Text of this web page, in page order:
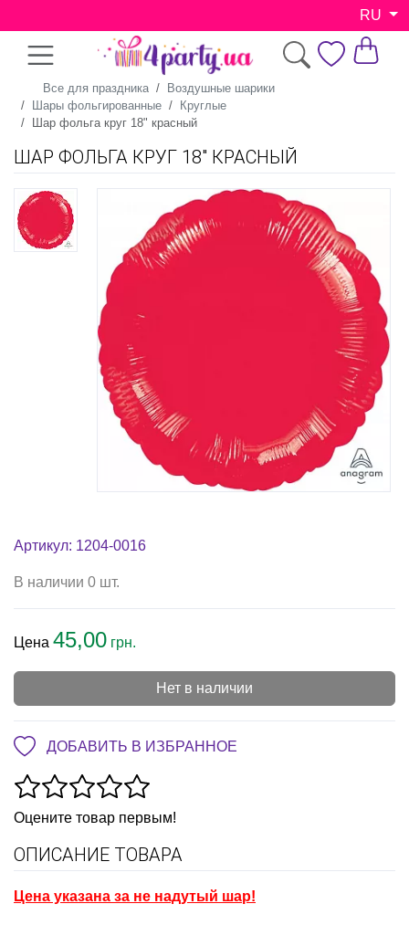
RU
Все для праздника
Воздушные шарики
Шары фольгированные
Круглые
Шар фольга круг 18" красный
ШАР ФОЛЬГА КРУГ 18" КРАСНЫЙ
Артикул: 1204-0016
В наличии 0 шт.
Цена 45,00 грн.
Нет в наличии
ДОБАВИТЬ В ИЗБРАННОЕ
Оцените товар первым!
ОПИСАНИЕ ТОВАРА
Цена указана за не надутый шар!